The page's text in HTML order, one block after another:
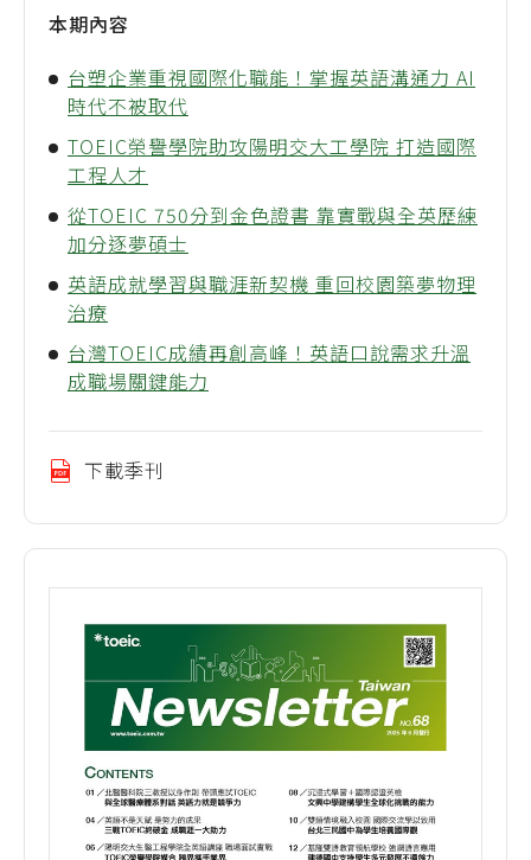
本期內容
台塑企業重視國際化職能！掌握英語溝通力 AI
時代不被取代
TOEIC榮譽學院助攻陽明交大工學院 打造國際
工程人才
從TOEIC 750分到金色證書 靠實戰與全英歷練
加分逐夢碩士
英語成就學習與職涯新契機 重回校園築夢物理
治療
台灣TOEIC成績再創高峰！英語口說需求升溫
成職場關鍵能力
下載季刊